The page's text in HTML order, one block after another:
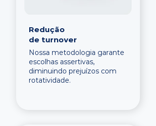
Redução
de turnover
Nossa metodologia garante
escolhas assertivas,
diminuindo prejuízos com
rotatividade.